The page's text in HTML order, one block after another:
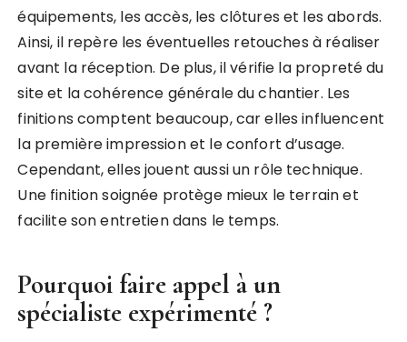
équipements, les accès, les clôtures et les abords.
Ainsi, il repère les éventuelles retouches à réaliser
avant la réception. De plus, il vérifie la propreté du
site et la cohérence générale du chantier. Les
finitions comptent beaucoup, car elles influencent
la première impression et le confort d’usage.
Cependant, elles jouent aussi un rôle technique.
Une finition soignée protège mieux le terrain et
facilite son entretien dans le temps.
Pourquoi faire appel à un
spécialiste expérimenté ?